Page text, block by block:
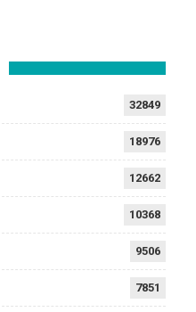
32849
18976
12662
10368
9506
7851